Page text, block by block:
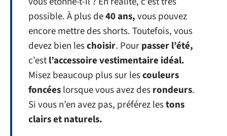
possible. À plus de40 ans,vous pouvez
encore mettre des shorts. Toutefois, vous
devez bien leschoisir. Pourpasser l’été,
c’estl’accessoire vestimentaire idéal.
Misez beaucoup plus sur lescouleurs
foncéeslorsque vous avez desrondeurs.
Si vous n’en avez pas, préférez lestons
clairs et naturels.